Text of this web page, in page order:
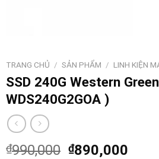
TRANG CHỦ / SẢN PHẨM / LINH KIỆN
SSD 240G Western
WDS240G2GOA )
₫990,000 ₫890,000